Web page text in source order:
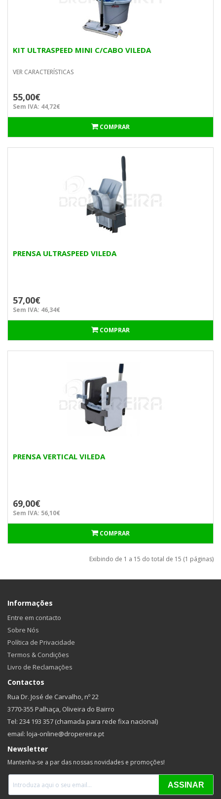
KIT ULTRASPEED MINI C/CABO VILEDA
VER CARACTERÍSTICAS
55,00€
Sem IVA: 44,72€
COMPRAR
PRENSA ULTRASPEED VILEDA
57,00€
Sem IVA: 46,34€
COMPRAR
PRENSA VERTICAL VILEDA
69,00€
Sem IVA: 56,10€
COMPRAR
Exibindo de 1 a 15 do total de 15 (1 páginas)
Informações
Entre em contacto
Sobre Nós
Política de Privacidade
Termos & Condições
Livro de Reclamações
Contactos
Rua Dr. José de Carvalho, nº 22
3770-355 Palhaça, Oliveira do Bairro
Tel: 234 193 357 (chamada para rede fixa nacional)
email: loja-online@dropereira.pt
Newsletter
Mantenha-se a par das nossas novidades e promoções!